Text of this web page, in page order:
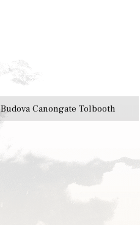
Budova Canongate Tolbooth